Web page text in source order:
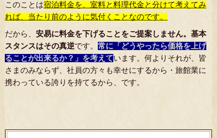
このことは宿泊料金を、室料と料理代金と分けて考えてみ
れば、当たり前のように気付くことなのです。
だから、 安易に料金を下げることをご提案しません。基本
スタンスはその真逆です。 常に「どうやったら価格を上げ
ることが出来るか？」を考えています。何よりそれが、皆
さまのみならず、社員の方々も幸せにするから・旅館業に
携わっている誇りを持てるから、です。